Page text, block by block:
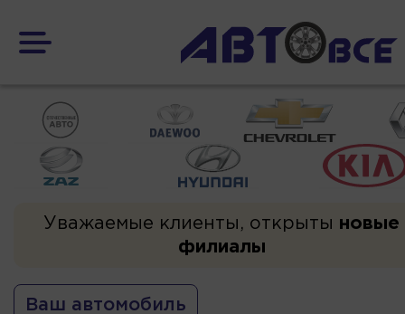
Уважаемые клиенты, открыты новые
филиалы
Ваш автомобиль